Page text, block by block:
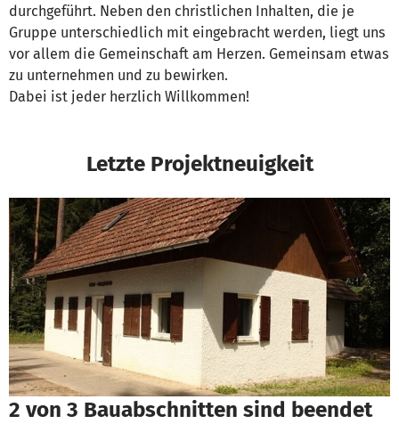
durchgeführt. Neben den christlichen Inhalten, die je
Gruppe unterschiedlich mit eingebracht werden, liegt uns
vor allem die Gemeinschaft am Herzen. Gemeinsam etwas
zu unternehmen und zu bewirken.
Dabei ist jeder herzlich Willkommen!
Letzte Projektneuigkeit
2 von 3 Bauabschnitten sind beendet